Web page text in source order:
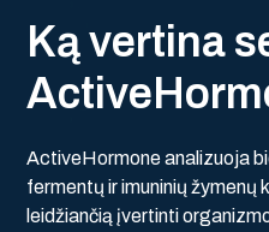
Kąvertina s
ActiveHorm
ActiveHormone analizuoja
fermentų ir imuninių žymenų
leidžiančią įvertinti